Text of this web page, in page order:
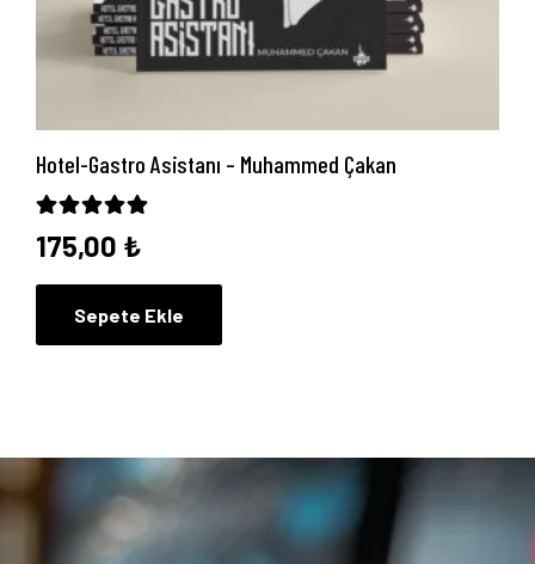
Hotel-Gastro Asistanı – Muhammed Çakan
175,00 ₺
Sepete Ekle